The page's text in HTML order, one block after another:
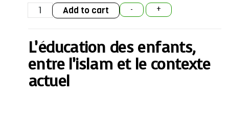
-
L'éducation
enfants,
et
le
contexte
actuel
quantity
+
Add to cart
L’éducation des enfants,
entre l’islam et le contexte
actuel